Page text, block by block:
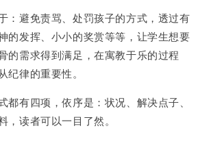
：避免责骂、处罚孩子的方式，透过有
的发挥、小小的奖赏等等，让学生想要
的需求得到满足，在寓教于乐的过程
纪律的重要性。
都有四项，依序是：状况、解决点子、
，读者可以一目了然。